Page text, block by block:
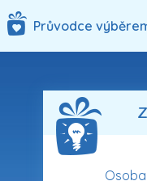
Průvodce
Osoba